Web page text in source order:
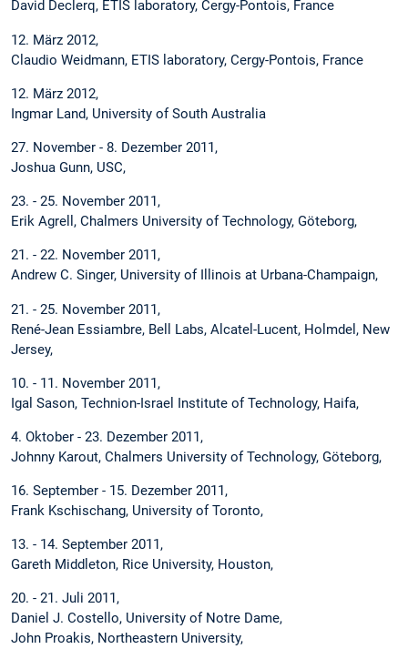
David Declerq, ETIS laboratory, Cergy-Pontois, France
12. März 2012,
Claudio Weidmann, ETIS laboratory, Cergy-Pontois, France
12. März 2012,
Ingmar Land, University of South Australia
27. November - 8. Dezember 2011,
Joshua Gunn, USC,
23. - 25. November 2011,
Erik Agrell, Chalmers University of Technology, Göteborg,
21. - 22. November 2011,
Andrew C. Singer, University of Illinois at Urbana-Champaign,
21. - 25. November 2011,
René-Jean Essiambre, Bell Labs, Alcatel-Lucent, Holmdel, New
Jersey,
10. - 11. November 2011,
Igal Sason, Technion-Israel Institute of Technology, Haifa,
4. Oktober - 23. Dezember 2011,
Johnny Karout, Chalmers University of Technology, Göteborg,
16. September - 15. Dezember 2011,
Frank Kschischang, University of Toronto,
13. - 14. September 2011,
Gareth Middleton, Rice University, Houston,
20. - 21. Juli 2011,
Daniel J. Costello, University of Notre Dame,
John Proakis, Northeastern University,